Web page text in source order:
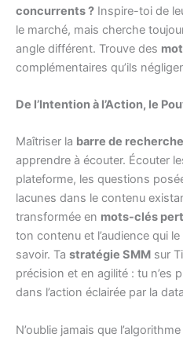
concurrents ? Inspire-toi de
le marché, mais cherche
angle différent. Trouve des
complémentaires qu’ils
De l’Intention à l’Action, le
Maîtriser la barre de
apprendre à écouter. Écouter
plateforme, les questions
lacunes dans le contenu
transformée en mots-clés
ton contenu et l’audience qui
savoir. Ta stratégie SMM sur
précision et en agilité : tu n’es
dans l’action éclairée par la
N’oublie jamais que